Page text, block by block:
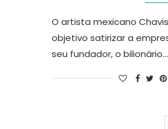
O artista mexicano
objetivo satirizar a
seu fundador, o bilionário…